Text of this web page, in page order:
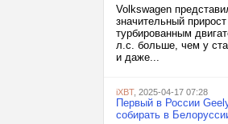
Volkswagen
значительный
турбированным
л.с. больше, чем у
и даже...
iXBT, 2025-04-17 07:28
Первый в России
собирать в